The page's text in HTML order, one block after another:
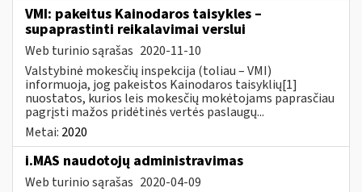
VMI: pakeitus Kainodaros taisykles –
supaprastinti reikalavimai verslui
Web turinio sąrašas 2020-11-10
Valstybinė mokesčių inspekcija (toliau – VMI)
informuoja, jog pakeistos Kainodaros taisyklių[1]
nuostatos, kurios leis mokesčių mokėtojams paprasčiau
pagrįsti mažos pridėtinės vertės paslaugų...
Metai: 2020
i.MAS naudotojų administravimas
Web turinio sąrašas 2020-04-09